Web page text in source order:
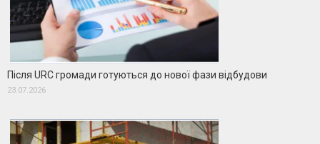
Після URC громади готуються до нової фази відбудови
23.07.2026